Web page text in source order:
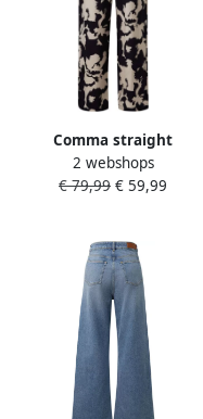
Comma straight
regular waist casual broek
donkerblauw
2 webshops
€ 79,99 € 59,99